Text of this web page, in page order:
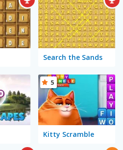
Search the Sands
Kitty Scramble
5